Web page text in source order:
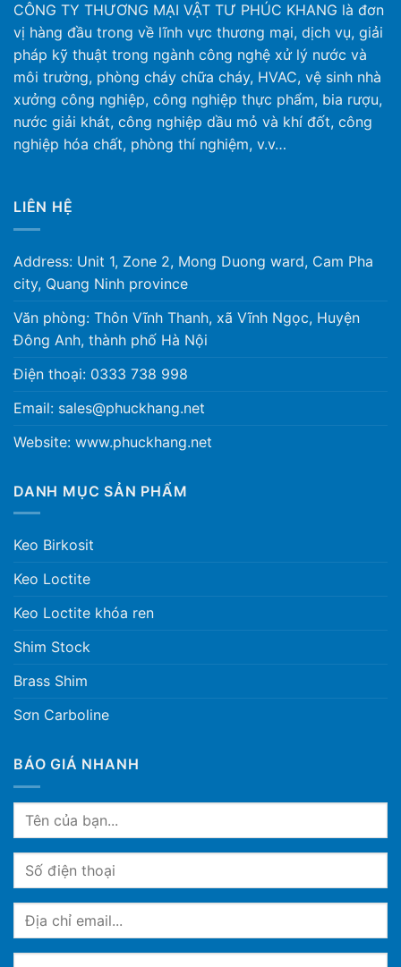
CÔNG TY THƯƠNG MẠI VẬT TƯ PHÚC KHANG là đơn
vị hàng đầu trong về lĩnh vực thương mại, dịch vụ, giải
pháp kỹ thuật trong ngành công nghệ xử lý nước và
môi trường, phòng cháy chữa cháy, HVAC, vệ sinh nhà
xưởng công nghiệp, công nghiệp thực phẩm, bia rượu,
nước giải khát, công nghiệp dầu mỏ và khí đốt, công
nghiệp hóa chất, phòng thí nghiệm, v.v…
LIÊN HỆ
Address: Unit 1, Zone 2, Mong Duong ward, Cam Pha
city, Quang Ninh province
Văn phòng: Thôn Vĩnh Thanh, xã Vĩnh Ngọc, Huyện
Đông Anh, thành phố Hà Nội
Điện thoại: 0333 738 998
Email: sales@phuckhang.net
Website: www.phuckhang.net
DANH MỤC SẢN PHẨM
Keo Birkosit
Keo Loctite
Keo Loctite khóa ren
Shim Stock
Brass Shim
Sơn Carboline
BÁO GIÁ NHANH